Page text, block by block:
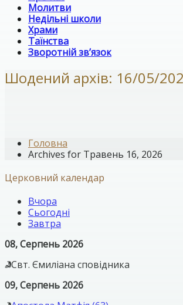
Молитви
Недільні школи
Храми
Таїнства
Зворотній зв’язок
Шодений архів: 16/05/
Головна
Archives for Травень 16, 2026
Церковний календар
Вчора
Сьогодні
Завтра
08, Серпень 2026
Свт. Ємиліана сповідника
09, Серпень 2026